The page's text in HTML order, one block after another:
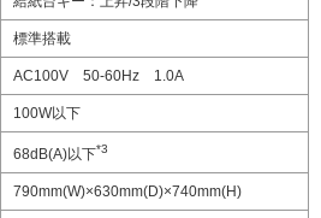
標準搭載
AC100V 50-60Hz 1.0A
100W以下
68dB(A)以下*3
790mm(W)×630mm(D)×740mm(H)